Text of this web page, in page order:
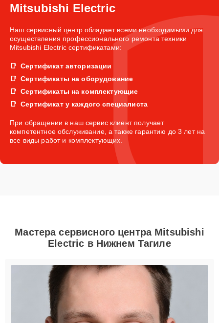
Mitsubishi Electric
Наш сервисный центр обладает всеми необходимыми для
осуществления профессионального ремонта техники
Mitsubishi Electric сертификатами:
Сертификат авторизации
Сертификаты на оборудование
Сертификаты на комплектующие
Сертификат у каждого специалиста
При обращении в наш сервис клиент получает
компетентное обслуживание, а также гарантию до 3 лет на
все виды работ и комплектующих.
Мастера сервисного центра Mitsubishi
Electric в Нижнем Тагиле